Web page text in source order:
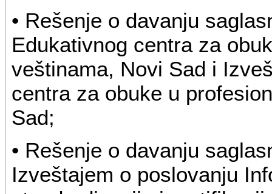
• Rešenje o davanju
Edukativnog centra za
veštinama, Novi Sad i
centra za obuke u
Sad;
• Rešenje o davanju
Izveštajem o poslovanju